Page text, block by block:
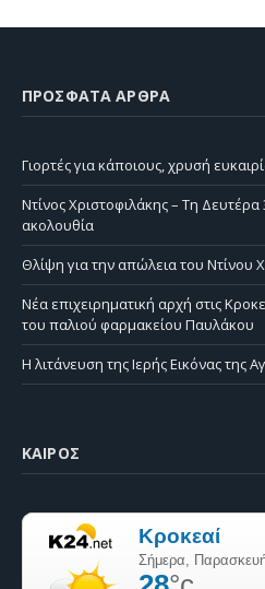
ΠΡΌΣΦΑΤΑ ΆΡΘΡΑ
Γιορτές για κάποιους, χρυσή
Ντίνος Χριστοφιλάκης – Τη
ακολουθία
Θλίψη για την απώλεια του Ντίνου
Νέα επιχειρηματική αρχή στις
του παλιού φαρμακείου Παυλάκου
Η λιτάνευση της Ιερής Εικόνας της
ΚΑΙΡΌΣ